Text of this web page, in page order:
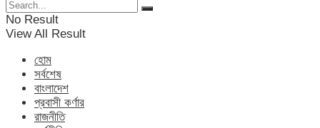
No Result
View All Result
হোম
সর্বশেষ
বাংলাদেশ
প্রবাসী কর্ণার
রাজনীতি